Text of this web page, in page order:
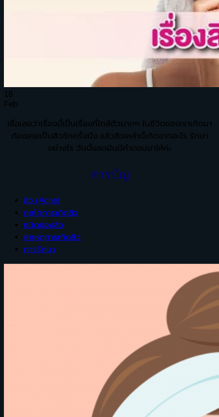
16
Feb
เชื่อเลยว่าเรื่องนี้เป็นเรื่องที่ใกล้ตัวมากๆ ในชีวิตของเราเกิดมา
ต้องเคยเป็นสิวซักครั้งนึง แล้วสิวเหล่านี้เกิดจากอะไร รักษา
อย่างไร วันนี้แอดมินมีคำตอบมาให้ค่ะ
สารบัญ
สิว (Acne)
กลไกการเกิดสิว
ชนิดของสิว
สาเหตุการเกิดสิว
การรักษา